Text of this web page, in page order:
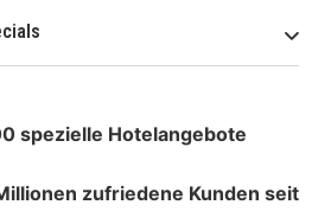
spezielle Hotelangebote
zufriedene Kunden seit